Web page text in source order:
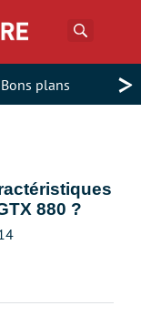
Bons plans >
880 ?